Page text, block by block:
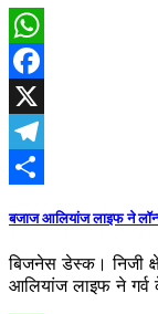
WhatsApp
Facebook
X
Telegram
बजाज आलियांज लाइफ ने
बिजनेस डेस्क। निजी
आलियांज लाइफ ने